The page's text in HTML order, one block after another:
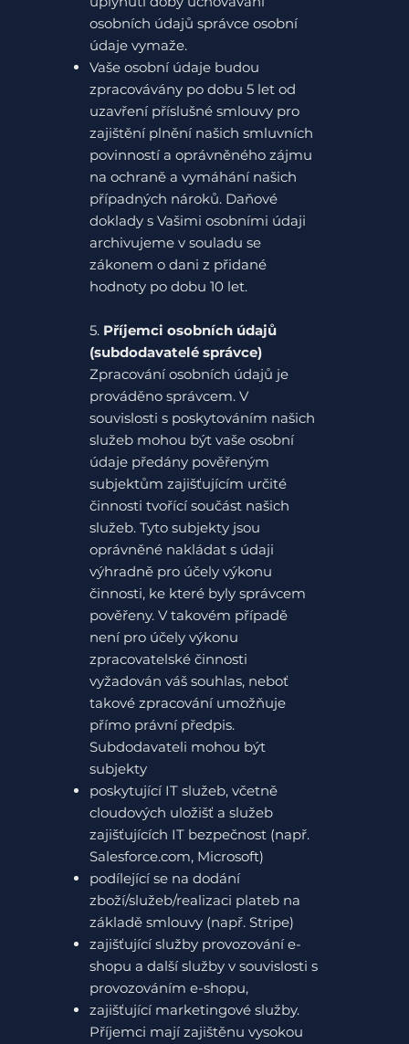
osobních údajů správce osobní
údaje vymaže.
Vaše osobní údaje budou
zpracovávány po dobu 5 let od
uzavření příslušné smlouvy pro
zajištění plnění našich smluvních
povinností a oprávněného zájmu
na ochraně a vymáhání našich
případných nároků. Daňové
doklady s Vašimi osobními údaji
archivujeme v souladu se
zákonem o dani z přidané
hodnoty po dobu 10 let.
5. Příjemci osobních údajů
(subdodavatelé správce)
Zpracování osobních údajů je
prováděno správcem. V
souvislosti s poskytováním našich
služeb mohou být vaše osobní
údaje předány pověřeným
subjektům zajišťujícím určité
činnosti tvořící součást našich
služeb. Tyto subjekty jsou
oprávněné nakládat s údaji
výhradně pro účely výkonu
činnosti, ke které byly správcem
pověřeny. V takovém případě
není pro účely výkonu
zpracovatelské činnosti
vyžadován váš souhlas, neboť
takové zpracování umožňuje
přímo právní předpis.
Subdodavateli mohou být
subjekty
poskytující IT služeb, včetně
cloudových uložišť a služeb
zajišťujících IT bezpečnost (např.
Salesforce.com, Microsoft)
podílející se na dodání
zboží/služeb/realizaci plateb na
základě smlouvy (např. Stripe)
zajišťující služby provozování e-
shopu a další služby v souvislosti s
provozováním e-shopu,
zajišťující marketingové služby.
Příjemci mají zajištěnu vysokou